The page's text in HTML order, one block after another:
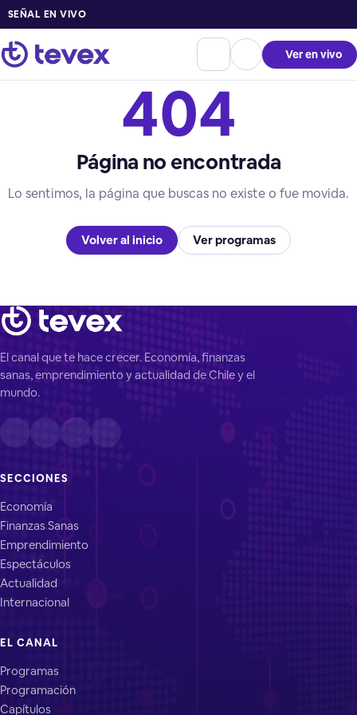
SEÑAL EN VIVO
Ver en vivo
404
Página no encontrada
Lo sentimos, la página que buscas no existe o fue movida.
Volver al inicio Ver programas
El canal que te hace crecer. Economía, finanzas
sanas, emprendimiento y actualidad de Chile y el
mundo.
SECCIONES
Economía
Finanzas Sanas
Emprendimiento
Espectáculos
Actualidad
Internacional
EL CANAL
Programas
Programación
Capítulos